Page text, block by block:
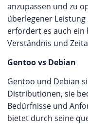
anzupassen und zu
überlegener
erfordert es auch ein
Verständnis und
Gentoo vs Debian
Gentoo und Debian
Distributionen, sie
Bedürfnisse und
bietet durch seine